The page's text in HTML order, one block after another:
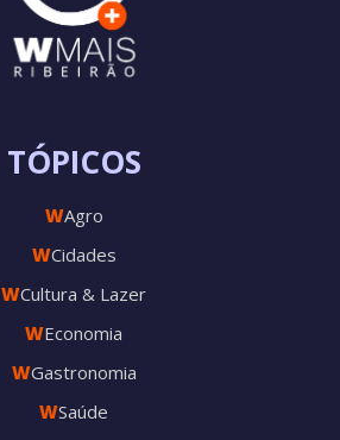
TÓPICOS
WAgro
WCidades
WCultura & Lazer
WEconomia
WGastronomia
WSaúde